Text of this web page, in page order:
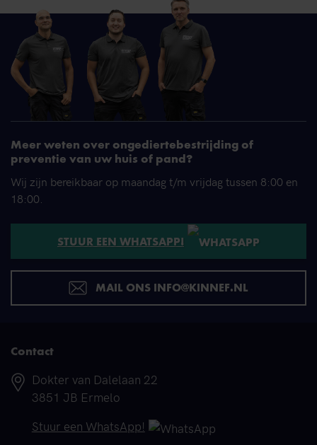
Meer weten over ongediertebestrijding of
preventie van uw huis of pand?
Wij zijn bereikbaar op maandag t/m vrijdag tussen 8:00 en
18:00.
STUUR EEN WHATSAPP!
MAIL ONS INFO@KINNEF.NL
Contact
Adres
Dokter van Dalelaan 22
3851 JB Ermelo
Telefoonnummer
Stuur een WhatsApp!